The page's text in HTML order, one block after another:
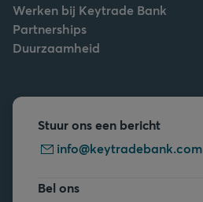
Werken bij Keytrade Bank
Partnerships
Duurzaamheid
Stuur ons een bericht
info@keytradebank.com
Bel ons